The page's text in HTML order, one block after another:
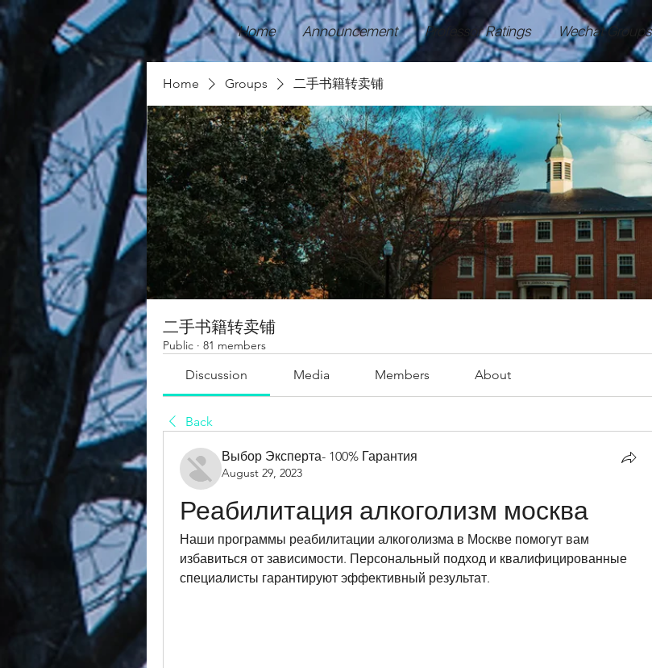
Home Announcement Professor Ratings Wechat Groups
Home Groups 二手书籍转卖铺
二手书籍转卖铺
Public · 81 members
Discussion Media Members About
Back
Выбор Эксперта- 100% Гарантия
August 29, 2023
Реабилитация алкоголизм москва
Наши программы реабилитации алкоголизма в Москве помогут вам
избавиться от зависимости. Персональный подход и квалифицированные
специалисты гарантируют эффективный результат.